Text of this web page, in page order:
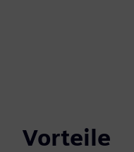
Vorteile